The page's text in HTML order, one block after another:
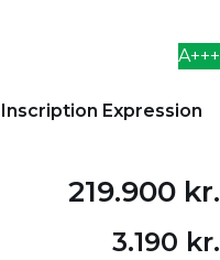
Expression
A+++
219.900 kr.
3.190 kr.